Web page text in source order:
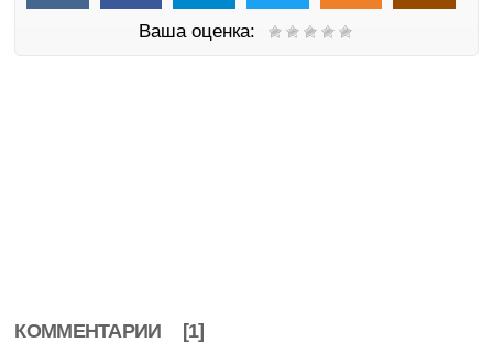
Ваша оценка:
КОММЕНТАРИИ [1]